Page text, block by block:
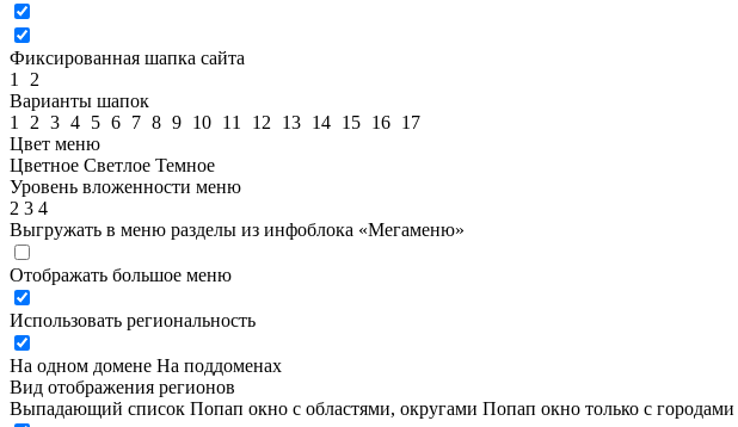
Фиксированная шапка сайта
1
2
Варианты шапок
1
2 3 4 5 6 7 8 9 10 11 12 13 14 15 16 17
Цвет меню
Цветное Светлое Темное
Уровень вложенности меню
2 3 4
Выгружать в меню разделы из инфоблока «Мегаменю»
Отображать большое меню
Использовать региональность
На одном домене На поддоменах
Вид отображения регионов
Выпадающий список Попап окно c областями, округами Попап окно только с городами